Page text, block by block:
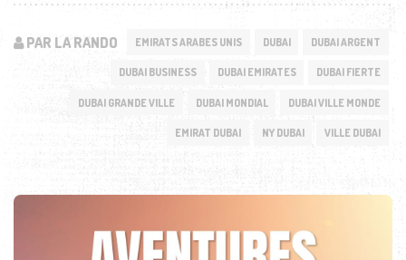
PAR LA RANDO EMIRATS ARABES UNIS DUBAI DUBAI ARGENT
DUBAI BUSINESS DUBAI EMIRATES DUBAI FIERTE
DUBAI GRANDE VILLE DUBAI MONDIAL DUBAI VILLE MONDE
EMIRAT DUBAI NY DUBAI VILLE DUBAI